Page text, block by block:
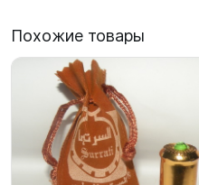
Похожие товары